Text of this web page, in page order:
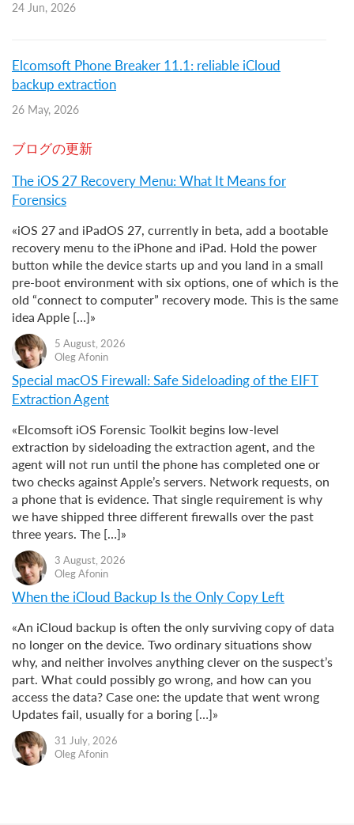
24 Jun, 2026
Elcomsoft Phone Breaker 11.1: reliable iCloud
backup extraction
26 May, 2026
ブログの更新
The iOS 27 Recovery Menu: What It Means for
Forensics
«iOS 27 and iPadOS 27, currently in beta, add a bootable
recovery menu to the iPhone and iPad. Hold the power
button while the device starts up and you land in a small
pre-boot environment with six options, one of which is the
old “connect to computer” recovery mode. This is the same
idea Apple […]»
5 August, 2026
Oleg Afonin
Special macOS Firewall: Safe Sideloading of the EIFT
Extraction Agent
«Elcomsoft iOS Forensic Toolkit begins low-level
extraction by sideloading the extraction agent, and the
agent will not run until the phone has completed one or
two checks against Apple’s servers. Network requests, on
a phone that is evidence. That single requirement is why
we have shipped three different firewalls over the past
three years. The […]»
3 August, 2026
Oleg Afonin
When the iCloud Backup Is the Only Copy Left
«An iCloud backup is often the only surviving copy of data
no longer on the device. Two ordinary situations show
why, and neither involves anything clever on the suspect’s
part. What could possibly go wrong, and how can you
access the data? Case one: the update that went wrong
Updates fail, usually for a boring […]»
31 July, 2026
Oleg Afonin